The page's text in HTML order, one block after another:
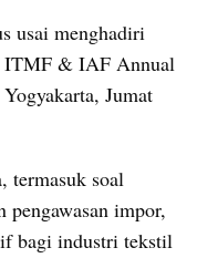
usai menghadiri
ITMF & IAF Annual
Jumat
termasuk soal
pengawasan impor,
bagi industri tekstil